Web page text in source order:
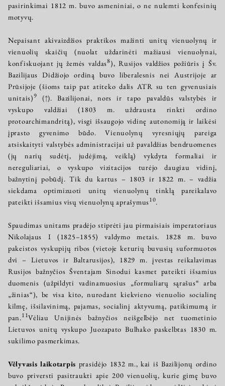
pasirinkimai 1812 m. buvo asmeniniai, o ne nulemti konfesinių
motyvų.
Nepaisant akivaizdžios praktikos mažinti unitų vienuolynų ir
vienuolių skaičių (nuolat uždarinėti mažiausi vienuolynai,
konfiskuojant jų žemės valdas8), Rusijos valdžios požiūris į Šv.
Bazilijaus Didžiojo ordiną buvo liberalesnis nei Austrijoje ar
Prūsijoje (šioms taip pat atiteko dalis ATR su ten gyvenusiais
unitais)9 (↑). Bazilijonai, nors ir tapo pavaldūs valstybės ir
vyskupo valdžiai (1803 m. uždrausta rinkti ordino
protoarchimandritą), visgi išsaugojo vidinę autonomiją ir laikėsi
įprasto gyvenimo būdo. Vienuolynų vyresniųjų pareiga
atsiskaityti valstybės administracijai už pavaldžias bendruomenes
(jų narių sudėtį, judėjimą, veiklą) vykdyta formaliai ir
nereguliariai, o vyskupo vizitacijos turėjo daugiau vidinį,
bažnytinį pobūdį. Tik du kartus – 1803 ir 1822 m. – vadžia
siekdama optimizuoti unitų vienuolynų tinklą pareikalavo
pateikti išsamius visų vienuolynų aprašymus10.
Spaudimas unitams pradėjo stiprėti jau pirmaisiais imperatoriaus
Nikolajaus I (1825–1855) valdymo metais. 1828 m. buvo
pakeistos vyskupijų ribos (vietoje keturių buvusių suformuotos
dvi – Lietuvos ir Baltarusijos), 1829 m. įvestas reikalavimas
Rusijos bažnyčios Šventajam Sinodui kasmet pateikti išsamius
duomenis (užpildyti vadinamuosius „formuliarų sąrašus“ arba
„žinias“), be visa kito, nurodant kiekvieno vienuolio socialinę
kilmę, išsilavinimą, pajamas, socialinį aktyvumą, patikimumą ir
pan.11Vėliau Unijinės bažnyčios neišgelbėjo net tuometinio
Lietuvos unitų vyskupo Juozapato Bulhako paskelbtas 1830 m.
sukilimo pasmerkimas.
Vėlyvasis laikotarpis prasidėjo 1832 m., kai iš Bazilijonų ordino
buvo priversti pasitraukti apie 200 vienuolių, kurie gimę buvo